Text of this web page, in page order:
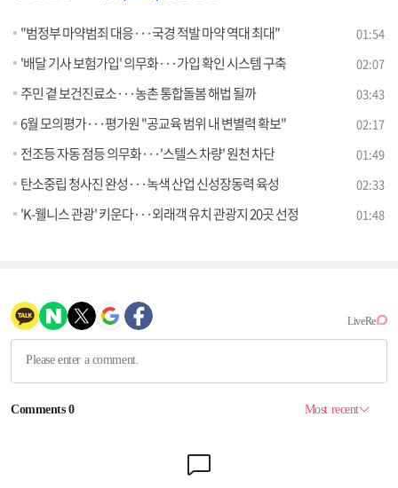
"범정부 마약범죄 대응···국경 적발 마약 역대 최대" 01:54
'배달 기사 보험가입' 의무화···가입 확인 시스템 구축 02:07
주민 곁 보건진료소···농촌 통합돌봄 해법 될까 03:43
6월 모의평가···평가원 "공교육 범위 내 변별력 확보" 02:17
전조등 자동 점등 의무화···'스텔스 차량' 원천 차단 01:49
탄소중립 청사진 완성···녹색 산업 신성장동력 육성 02:33
'K-웰니스 관광' 키운다···외래객 유치 관광지 20곳 선정 01:48